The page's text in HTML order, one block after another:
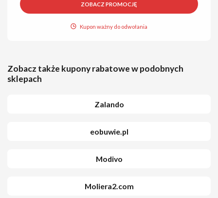
ZOBACZ PROMOCJĘ
Kupon ważny do odwołania
Zobacz także kupony rabatowe w podobnych
sklepach
Zalando
eobuwie.pl
Modivo
Moliera2.com